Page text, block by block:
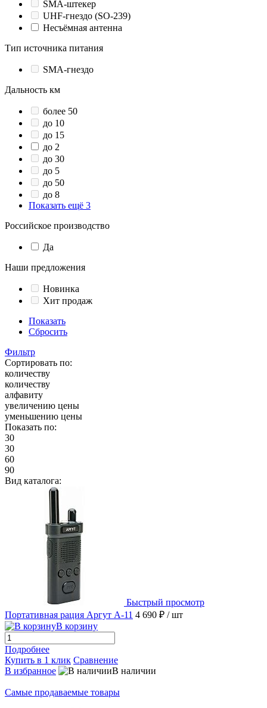
SMA-штекер
UHF-гнездо (SO-239)
Несъёмная антенна
Тип источника питания
SMA-гнездо
Дальность км
более 50
до 10
до 15
до 2
до 30
до 5
до 50
до 8
Показать ещё 3
Российское производство
Да
Наши предложения
Новинка
Хит продаж
Показать
Сбросить
Фильтр
Сортировать по:
количеству
количеству
алфавиту
увеличению цены
уменьшению цены
Показать по:
30
30
60
90
Вид каталога:
Быстрый просмотр
Портативная рация Аргут А-11 4 690 ₽ / шт
В корзину
Подробнее
Купить в 1 клик Сравнение
В избранное
В наличии
Самые продаваемые товары